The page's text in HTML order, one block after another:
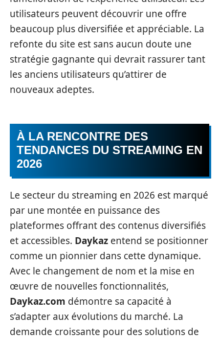
utilisateurs peuvent découvrir une offre
beaucoup plus diversifiée et appréciable. La
refonte du site est sans aucun doute une
stratégie gagnante qui devrait rassurer tant
les anciens utilisateurs qu’attirer de
nouveaux adeptes.
À LA RENCONTRE DES
TENDANCES DU STREAMING EN
2026
Le secteur du streaming en 2026 est marqué
par une montée en puissance des
plateformes offrant des contenus diversifiés
et accessibles. Daykaz entend se positionner
comme un pionnier dans cette dynamique.
Avec le changement de nom et la mise en
œuvre de nouvelles fonctionnalités,
Daykaz.com démontre sa capacité à
s’adapter aux évolutions du marché. La
demande croissante pour des solutions de